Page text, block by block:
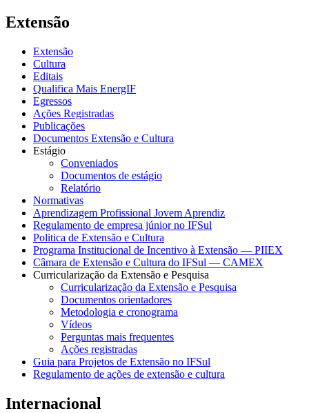
Extensão
Extensão
Cultura
Editais
Qualifica Mais EnergIF
Egressos
Ações Registradas
Publicações
Documentos Extensão e Cultura
Estágio
Conveniados
Documentos de estágio
Relatório
Normativas
Aprendizagem Profissional Jovem Aprendiz
Regulamento de empresa júnior no IFSul
Politica de Extensão e Cultura
Programa Institucional de Incentivo à Extensão — PIIEX
Câmara de Extensão e Cultura do IFSul — CAMEX
Curricularização da Extensão e Pesquisa
Curricularização da Extensão e Pesquisa
Documentos orientadores
Metodologia e cronograma
Vídeos
Perguntas mais frequentes
Ações registradas
Guia para Projetos de Extensão no IFSul
Regulamento de ações de extensão e cultura
Internacional